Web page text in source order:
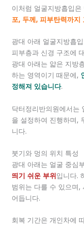
이처럼 얼굴지방흡입
포, 두께, 피부탄력까지
광대 아래 얼굴지방흡
피부층과 신경 구조에
광대 아래는 얇은 지방
하는 영역이기 때문에,
정해져 있습니다.
닥터정리반의원에서는
을 설정하여 진행하며,
니다.
붓기와 멍의 위치 특성
광대 아래는 얼굴 중심
띄기 쉬운 부위입니다.
범위는 다를 수 있으며,
어듭니다.
회복 기간은 개인차에